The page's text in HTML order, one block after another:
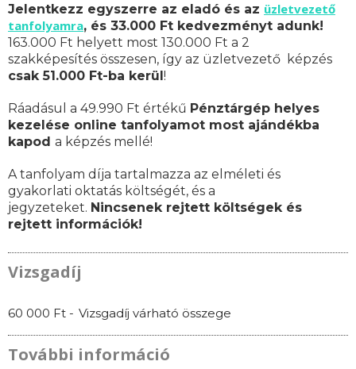
Jelentkezz egyszerre az eladó és az üzletvezető
tanfolyamra, és 33.000 Ft kedvezményt adunk!
163.000 Ft helyett most 130.000 Ft a 2
szakképesítés összesen, így az üzletvezető képzés
csak 51.000 Ft-ba kerül !
Ráadásul a 49.990 Ft értékű Pénztárgép helyes
kezelése online tanfolyamot most ajándékba
kapod a képzés mellé!
A tanfolyam díja tartalmazza az elméleti és
gyakorlati oktatás költségét, és a
jegyzeteket. Nincsenek rejtett költségek és
rejtett információk!
Vizsgadíj
60 000 Ft - Vizsgadíj várható összege
További információ